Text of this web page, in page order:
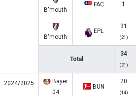
B'mouth
FAC 1
B'mouth
EPL
31
(21)
Total
34
(21)
2024/2025
Bayer
04
BUN
20
(14)